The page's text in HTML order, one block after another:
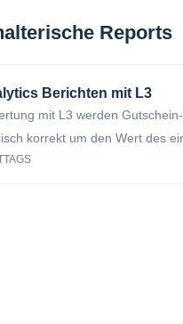
Reports
Berichten mit L3
mit L3 werden
korrekt um den Wert des